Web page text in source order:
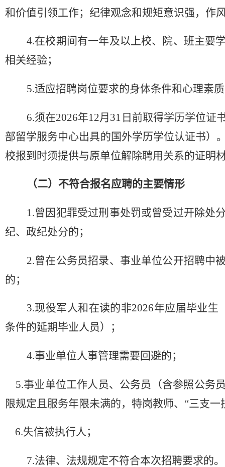
和价值引领工作；纪律观念和规矩意识强，作
4.在校期间有一年及以上校、院、班主要
相关经验；
5.适应招聘岗位要求的身体条件和心理素
6.须在2026年12月31日前取得学历学位证
部留学服务中心出具的国外学历学位认证书）
校报到时须提供与原单位解除聘用关系的证明
（二） 不符合报名应聘的主要情形
1.曾因犯罪受过刑事处罚或曾受过开除处
纪、政纪处分的；
2.曾在公务员招录、事业单位公开招聘中
的；
3.现役军人和在读的非2026年应届毕业生
条件的延期毕业人员）；
4.事业单位人事管理需要回避的；
5.事业单位工作人员、公务员（含参照公务
限规定且服务年限未满的，特岗教师、“三支
6.失信被执行人；
7.法律、法规规定不符合本次招聘要求的。